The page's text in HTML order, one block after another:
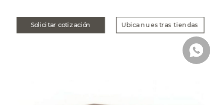
Ubica nuestras tiendas
Solicitar cotización